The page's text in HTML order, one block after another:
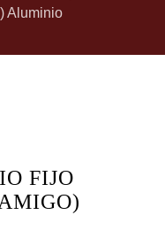
Aluminio
FIJO